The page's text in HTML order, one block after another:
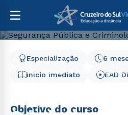
Pós-Graduação
Direito, Relações Internacionais
Segurança Pública e
Início Imediato
6
Especialização
EAD
Objetivo do curso